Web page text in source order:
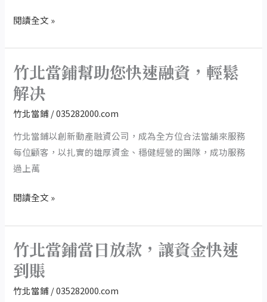
效，
合
理
閱讀全文 »
竹北當鋪幫助您快速融資，輕鬆
解决
竹北當鋪/035282000.com
竹北當鋪以創新動產融資公司，成為全方位合法當舖來服務
每位顧客，以扎實的雄厚資金、穩健經營的團隊，成功服務
過上萬
竹
北
當
鋪
幫
助
您
速
資，
輕
鬆
解
决
閱讀全文 »
竹北當鋪當日放款，讓資金快速
到賬
竹北當鋪/035282000.com
竹
北
當
鋪